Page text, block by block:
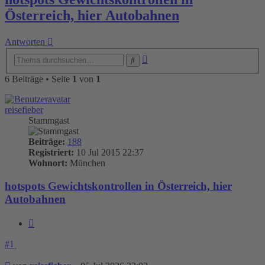
Österreich, hier Autobahnen
Antworten
6 Beiträge • Seite 1 von 1
reisefieber
Stammgast
Beiträge: 188
Registriert: 10 Jul 2015 22:37
Wohnort: München
hotspots Gewichtskontrollen in Österreich, hier
Autobahnen
#1